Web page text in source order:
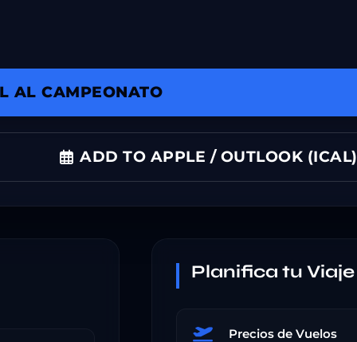
AL CAMPEONATO
ADD TO APPLE / OUTLOOK (ICAL)
Planifica tu Viaje
Precios de Vuelos